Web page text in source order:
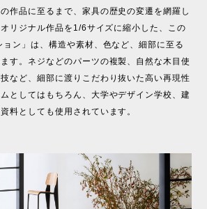
作品に至るまで、家具の歴史の変遷を網羅し
リジナル作品を1/6サイズに縮小した、この
ョン」は、構造や素材、色など、細部に至る
す。ネジなどのパーツの複製、自然な木目使
など、細部に渡りこだわり抜いた高い再現性
としてはもちろん、大学やデザイン学校、建
料としても使用されています。